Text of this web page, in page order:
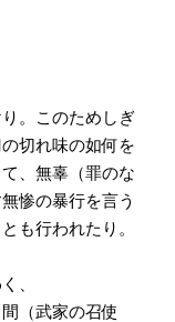
。このためしぎ
切れ味の如何を
、無辜（罪のな
惨の暴行を言う
も行われたり。
、
（武家の召使